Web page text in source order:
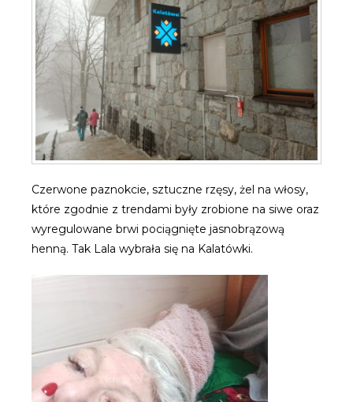
Czerwone paznokcie, sztuczne rzęsy, żel na włosy,
które zgodnie z trendami były zrobione na siwe oraz
wyregulowane brwi pociągnięte jasnobrązową
henną. Tak Lala wybrała się na Kalatówki.